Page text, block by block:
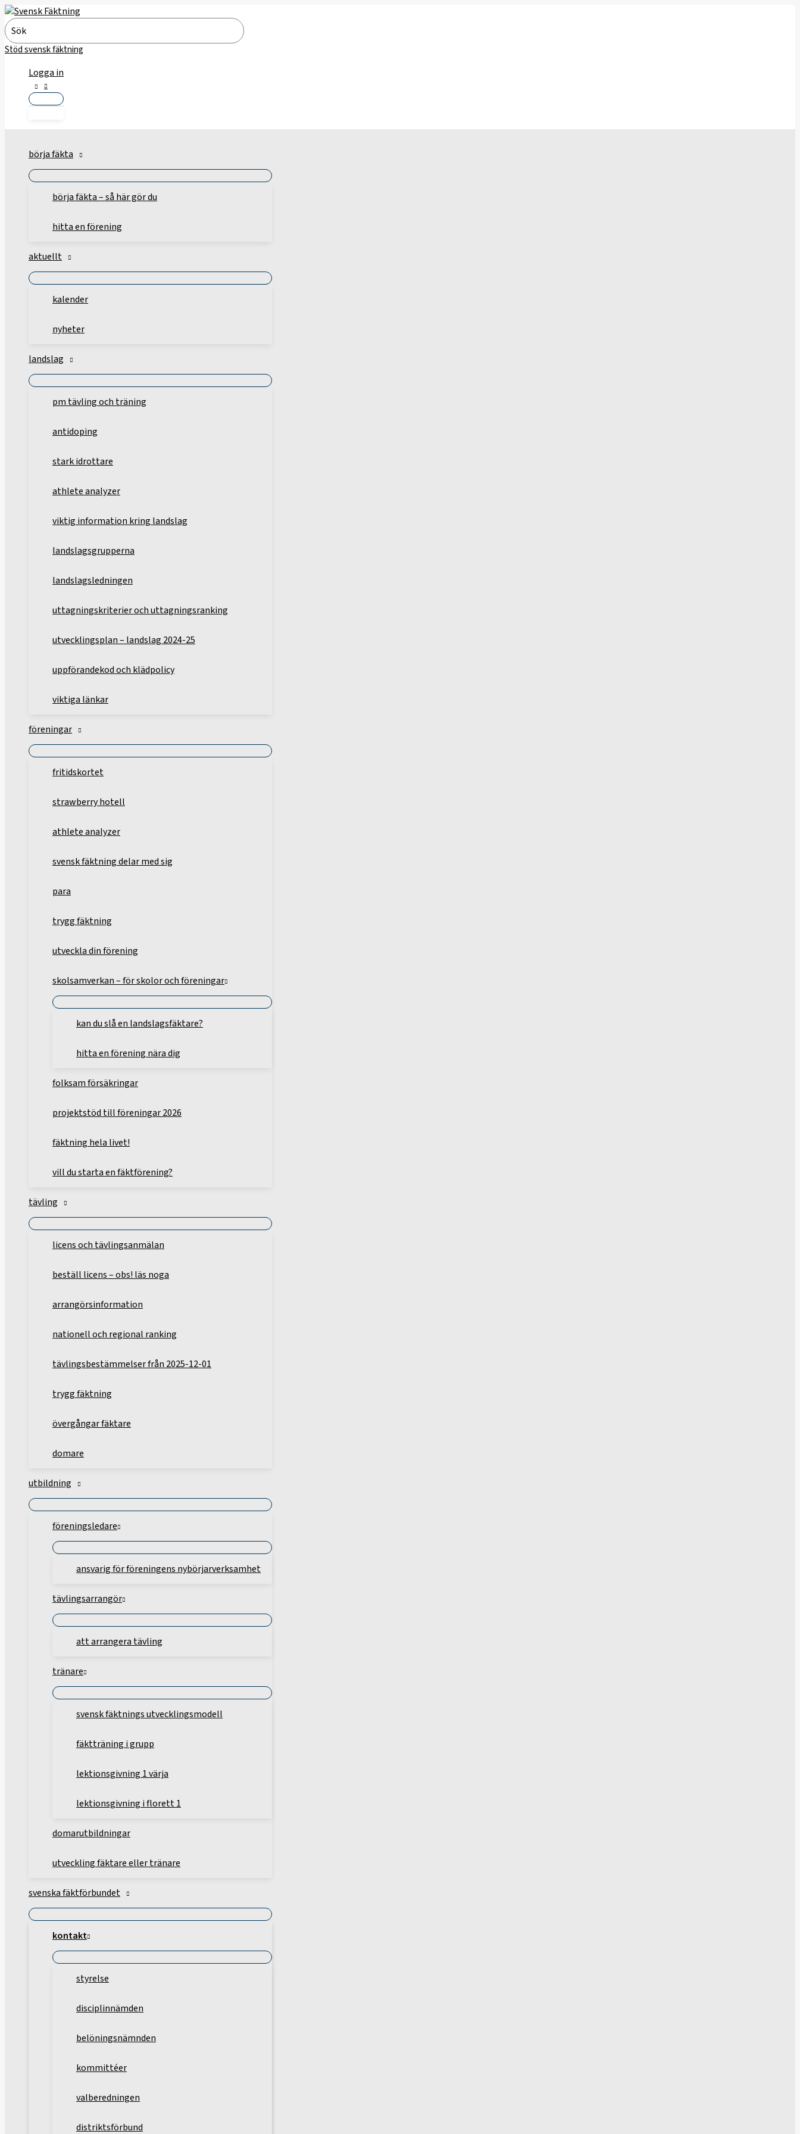
Hoppa
till
innehåll
Search
for:
Stöd svensk fäktning
Logga in
börja fäkta
börja fäkta – så här gör du
hitta en förening
aktuellt
kalender
nyheter
landslag
pm tävling och träning
antidoping
stark idrottare
athlete analyzer
viktig information kring landslag
landslagsgrupperna
landslagsledningen
uttagningskriterier och uttagningsranking
utvecklingsplan – landslag 2024-25
uppförandekod och klädpolicy
viktiga länkar
föreningar
fritidskortet
strawberry hotell
athlete analyzer
svensk fäktning delar med sig
para
trygg fäktning
utveckla din förening
skolsamverkan – för skolor och föreningar
kan du slå en landslagsfäktare?
hitta en förening nära dig
folksam försäkringar
projektstöd till föreningar 2026
fäktning hela livet!
vill du starta en fäktförening?
tävling
licens och tävlingsanmälan
beställ licens – obs! läs noga
arrangörsinformation
nationell och regional ranking
tävlingsbestämmelser från 2025-12-01
trygg fäktning
övergångar fäktare
domare
utbildning
föreningsledare
ansvarig för föreningens nybörjarverksamhet
tävlingsarrangör
att arrangera tävling
tränare
svensk fäktnings utvecklingsmodell
fäktträning i grupp
lektionsgivning 1 värja
lektionsgivning i florett 1
domarutbildningar
utveckling fäktare eller tränare
svenska fäktförbundet
kontakt
styrelse
disciplinnämden
belöningsnämnden
kommittéer
valberedningen
distriktsförbund